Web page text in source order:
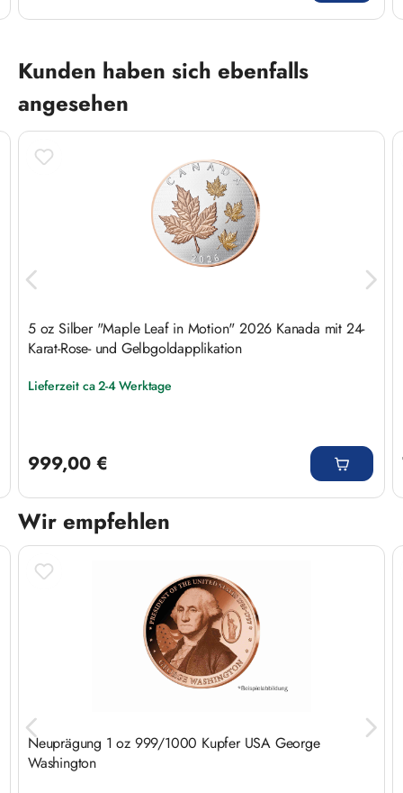
Produktgalerie überspringen
Kunden haben sich ebenfalls
angesehen
5 oz Silber "Maple Leaf in Motion" 2026 Kanada mit 24-
Karat-Rose- und Gelbgoldapplikation
Lieferzeit ca 2-4 Werktage
999,00 €
Wir empfehlen
Produktgalerie überspringen
Neuprägung 1 oz 999/1000 Kupfer USA George
Washington